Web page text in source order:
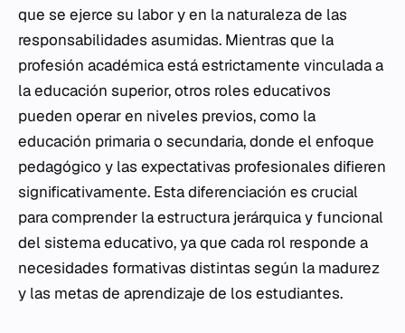
que se ejerce su labor y en la naturaleza de las
responsabilidades asumidas. Mientras que la
profesión académica está estrictamente vinculada a
la educación superior, otros roles educativos
pueden operar en niveles previos, como la
educación primaria o secundaria, donde el enfoque
pedagógico y las expectativas profesionales difieren
significativamente. Esta diferenciación es crucial
para comprender la estructura jerárquica y funcional
del sistema educativo, ya que cada rol responde a
necesidades formativas distintas según la madurez
y las metas de aprendizaje de los estudiantes.